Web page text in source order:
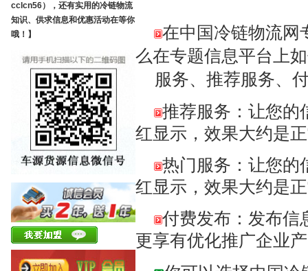
cclcn56），还有实用的冷链物流
知识、供求信息和优惠活动在等你
哦！】
在中国冷链物流网
么在专题信息平台上
服务、推荐服务、
推荐服务：让您的
红显示，效果大约是
热门服务：让您的
红显示，效果大约是
付费发布：发布信
更享有优化推广企业